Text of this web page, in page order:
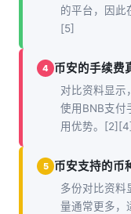
的平台，因此
[5]
4 币安的手续费
对比资料显示
使用BNB支付
用优势。[2][4]
5 币安支持的币
多份对比资料
量通常更多，